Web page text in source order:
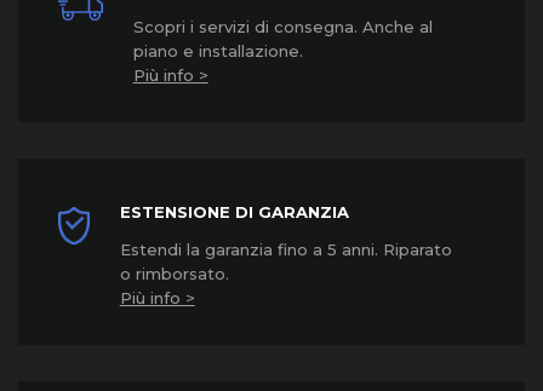
Scopri i servizi di consegna. Anche al
piano e installazione.
Più info >
ESTENSIONE DI GARANZIA
Estendi la garanzia fino a 5 anni. Riparato
o rimborsato.
Più info >